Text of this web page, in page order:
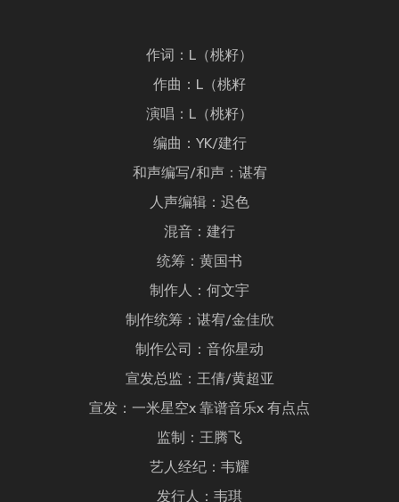
作词：L（桃籽）
作曲：L（桃籽
演唱：L（桃籽）
编曲：YK/建行
和声编写/和声：谌宥
人声编辑：迟色
混音：建行
统筹：黄国书
制作人：何文宇
制作统筹：谌宥/金佳欣
制作公司：音你星动
宣发总监：王倩/黄超亚
宣发：一米星空x 靠谱音乐x 有点点
监制：王腾飞
艺人经纪：韦耀
发行人：韦琪